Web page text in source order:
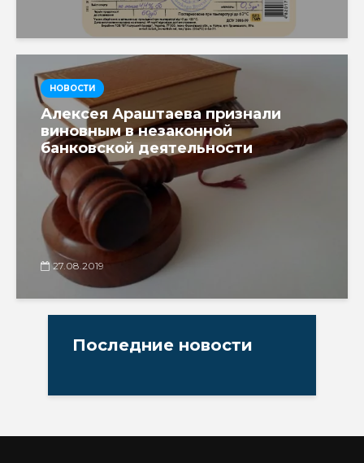
НОВОСТИ
Алексея Араштаева признали
виновным в незаконной
банковской деятельности
27.08.2019
Последние новости